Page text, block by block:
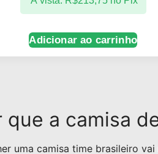
Adicionar ao carrinho
que a camisa
uma camisa time brasileiro